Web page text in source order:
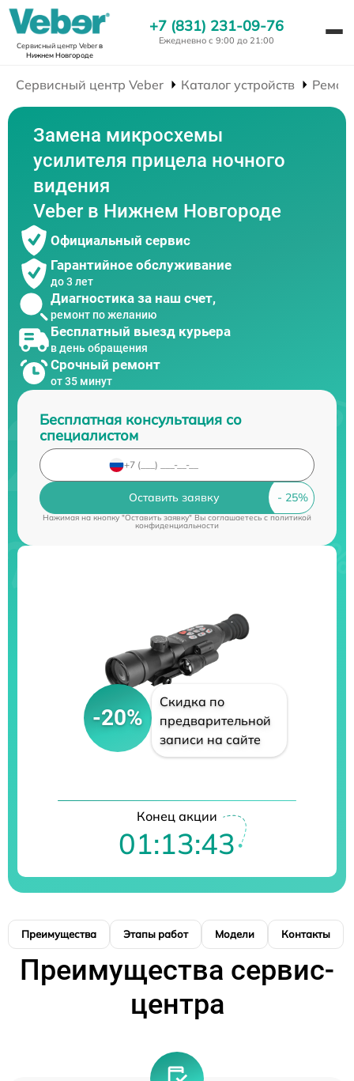
Сервисный центр Veberв
Нижнем Новгороде
+7 (831) 231-09-76
Ежедневно с 9:00 до 21:00
Сервисный центр Veber Каталог устройств
Замена микросхемы
усилителя прицела ночного
видения
Veber в Нижнем Новгороде
Официальный сервис
Гарантийное обслуживание
до 3 лет
Диагностика за наш счет,
ремонт по желанию
Бесплатный выезд курьера
в день обращения
Срочный ремонт
от 35 минут
Бесплатная консультация со
специалистом
Оставить заявку
Нажимая на кнопку "Оставить заявку" Вы соглашаетесь cполитикой
конфиденциальности
-20%
Скидка по
предварительной
записи на сайте
Конец акции
01:13:42
Преимущества Этапы работ Модели Контакты
Преимущества сервис-
центра